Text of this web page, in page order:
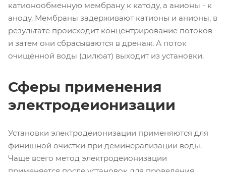
катионообменную мембрану к катоду, а анионы - к
аноду. Мембраны задерживают катионы и анионы, в
результате происходит концентрирование потоков
и затем они сбрасываются в дренаж. А поток
очищенной воды (дилюат) выходит из установки.
Сферы применения
электродеионизации
Установки электродеионизации применяются для
финишной очистки при деминерализации воды.
Чаще всего метод электродеионизации